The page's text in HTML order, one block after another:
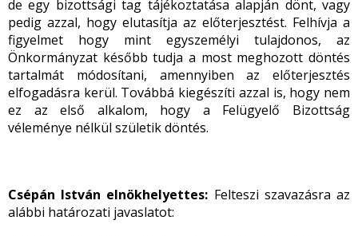
de egy bizottsági tag tájékoztatása alapján dönt, vagy
pedig azzal, hogy elutasítja az előterjesztést. Felhívja a
figyelmet hogy mint egyszemélyi tulajdonos, az
Önkormányzat később tudja a most meghozott döntés
tartalmát módosítani, amennyiben az előterjesztés
elfogadásra kerül. Továbbá kiegészíti azzal is, hogy nem
ez az első alkalom, hogy a Felügyelő Bizottság
véleménye nélkül születik döntés.
Csépán István elnökhelyettes: Felteszi szavazásra az
alábbi határozati javaslatot: